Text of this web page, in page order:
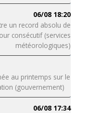
06/08 18:20
un record absolu de
consécutif (services
météorologiques)
au printemps sur le
(gouvernement)
06/08 17:34